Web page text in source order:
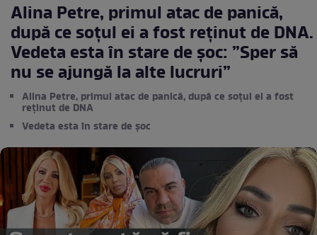
Alina Petre, primul atac de panică,
după ce soțul ei a fost reținut de DNA.
Vedeta esta în stare de șoc: ”Sper să
nu se ajungă la alte lucruri”
Alina Petre, primul atac de panică, după ce soțul ei a fost
reținut de DNA
Vedeta esta în stare de șoc